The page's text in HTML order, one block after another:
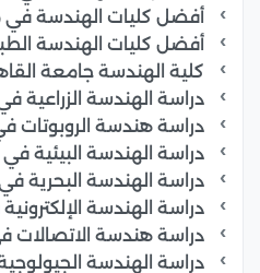
أفضل كليات الهندسة
أفضل كليات الهندسة
كلية الهندسة جامعة
دراسة الهندسة الزراعية
دراسة هندسة الروبوتات
دراسة الهندسة البيئية
دراسة الهندسة البحرية
دراسة الهندسة
دراسة هندسة الاتصالات
دراسة الهندسة